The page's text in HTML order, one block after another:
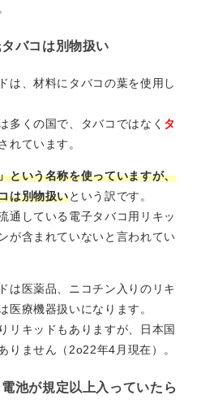
バコは別物扱い
は、材料にタバコの葉を使用し
多くの国で、タバコではなく タ
れています。
という名称を使っていますが、
は別物扱いという訳です。
通している電子タバコ用リキッ
が含まれていないと言われてい
は医薬品、ニコチン入りのリキ
医療機器扱いになります。
リキッドもありますが、日本国
りません（2o22年4月現在）。
池が規定以上入っていたら